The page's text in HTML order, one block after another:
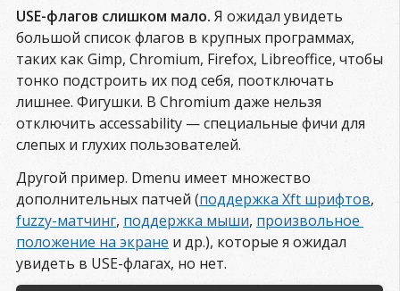
desktop viewer) support
+ + vorbis : Add support for the
OggVorbis audio codec
- - vpx : Enables the decoder(s)
from the WebM VP8 / VP9 Codec SDK.
- - wma-fixed : Enables fixed point WMA
decoder.
+ + x264
: Enable h264 encoding
+ + x265 : Support X265 Encoder.
+ + xcb
language Binding, a replacement for Xlib; !!!
you will need this option to be able to
integrate video in the Qt interface, see bug
#500678.
- - xml : Add support for XML
files
xv
: Add in optional support
USE-флагов слишком мало. Я ожидал увидеть
большой список флагов в крупных программах,
таких как Gimp, Chromium, Firefox, Libreoffice, чтобы
тонко подстроить их под себя, поотключать
лишнее. Фигушки. В Chromium даже нельзя
отключить accessability — специальные фичи для
слепых и глухих пользователей.
Другой пример. Dmenu имеет множество
дополнительных патчей (поддержка Xft шрифтов,
fuzzy-матчинг, поддержка мыши, произвольное
положение на экране и др.), которые я ожидал
увидеть в USE-флагах, но нет.